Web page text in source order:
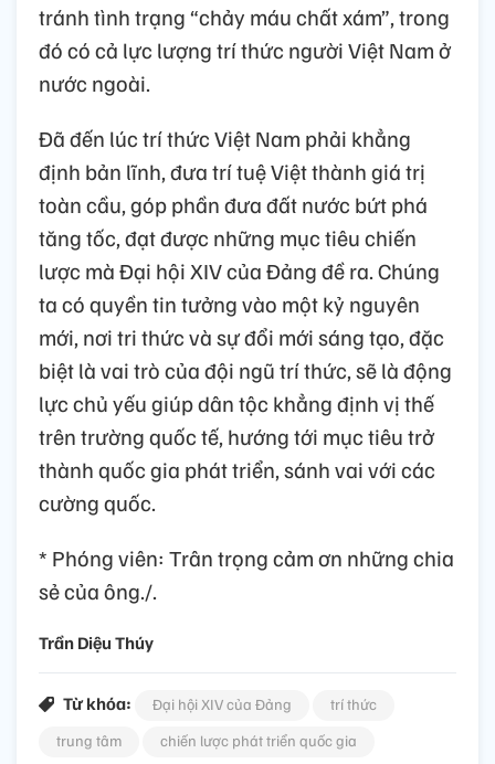
tránh tình trạng “chảy máu chất xám”, trong
đó có cả lực lượng trí thức người Việt Nam ở
nước ngoài.
Đã đến lúc trí thức Việt Nam phải khẳng
định bản lĩnh, đưa trí tuệ Việt thành giá trị
toàn cầu, góp phần đưa đất nước bứt phá
tăng tốc, đạt được những mục tiêu chiến
lược mà Đại hội XIV của Đảng đề ra. Chúng
ta có quyền tin tưởng vào một kỷ nguyên
mới, nơi tri thức và sự đổi mới sáng tạo, đặc
biệt là vai trò của đội ngũ trí thức, sẽ là động
lực chủ yếu giúp dân tộc khẳng định vị thế
trên trường quốc tế, hướng tới mục tiêu trở
thành quốc gia phát triển, sánh vai với các
cường quốc.
* Phóng viên: Trân trọng cảm ơn những chia
sẻ của ông./.
Trần Diệu Thúy
Từ khóa: Đại hội XIV của Đảng
trí thức
trung tâm
chiến lược phát triển quốc gia